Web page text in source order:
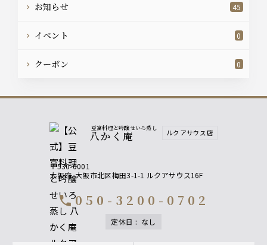
お知らせ 45
イベント 0
クーポン 0
豆富料理と吟醸せいろ蒸し
八かく庵 ルクアサウス店
〒530-0001
大阪府 大阪市北区梅田3-1-1 ルクアサウス16F
call050-3200-0702
定休日 : なし